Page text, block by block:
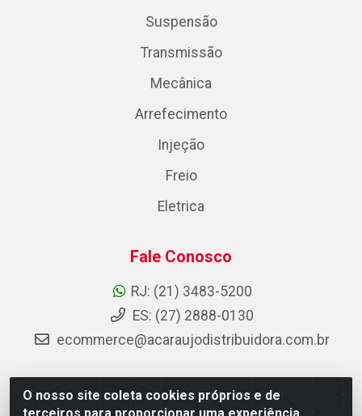
O nosso site coleta cookies próprios e de
Suspensão
Transmissão
Mecânica
Arrefecimento
Injeção
Freio
Eletrica
Fale Conosco
RJ: (21) 3483-5200
ES: (27) 2888-0130
ecommerce@acaraujodistribuidora.com.br
AC Araujo Distribuidora - Rua Carneiro de Campos, 42 -